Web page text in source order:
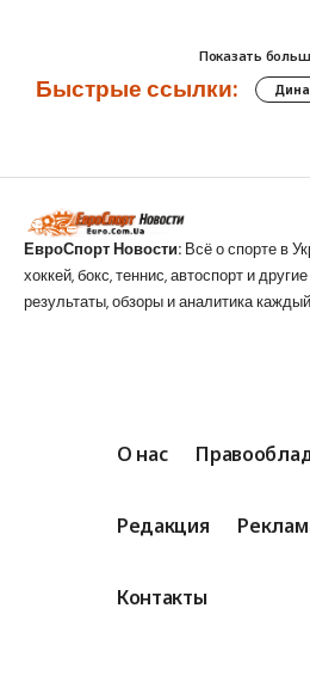
Показать
Быстрые ссылки:
ЕвроСпорт Новости: Всё о спорте в
хоккей, бокс, теннис, автоспорт и
результаты, обзоры и аналитика
О нас
Редакция
Контакты